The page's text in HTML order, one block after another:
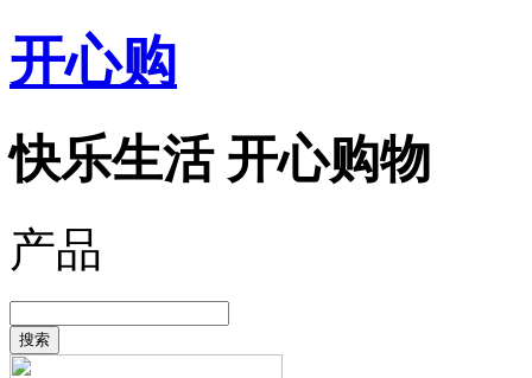
开心购
快乐生活 开心购物
产品
搜索